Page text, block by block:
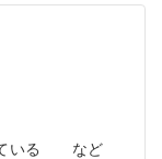
ている など